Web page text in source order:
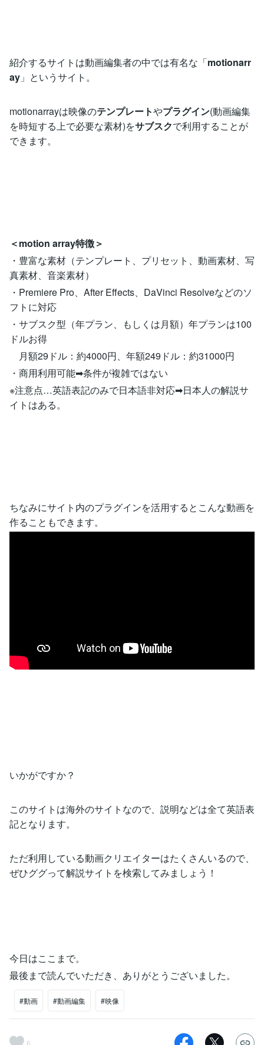
紹介するサイトは動画編集者の中では有名な「motionarr
ay 」というサイト。
motionarrayは映像のテンプレートやプラグイン(動画編集
を時短する上で必要な素材)をサブスクで利用することが
できます。
＜motion array特徴＞
・豊富な素材（テンプレート、プリセット、動画素材、写
真素材、音楽素材）
・Premiere Pro、After Effects、DaVinci Resolveなどのソ
フトに対応
・サブスク型（年プラン、もしくは月額）年プランは100
ドルお得
月額29ドル：約4000円、年額249ドル：約31000円
・商用利用可能➡︎条件が複雑ではない
※注意点…英語表記のみで日本語非対応➡︎日本人の解説サ
イトはある。
ちなみにサイト内のプラグインを活用するとこんな動画を
作ることもできます。
いかがですか？
このサイトは海外のサイトなので、説明などは全て英語表
記となります。
ただ利用している動画クリエイターはたくさんいるので、
ぜひググって解説サイトを検索してみましょう！
今日はここまで。
最後まで読んでいただき、ありがとうございました。
#動画 #動画編集 #映像
6